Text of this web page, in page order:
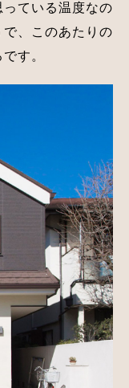
ている温度なの
、このあたりの
す。